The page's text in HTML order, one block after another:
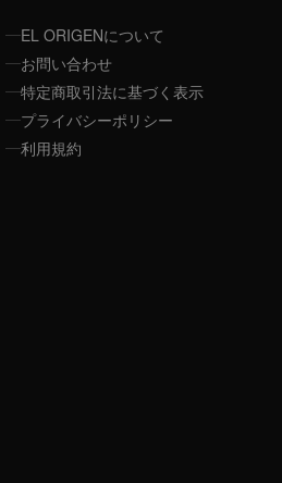
EL ORIGENについて
お問い合わせ
特定商取引法に基づく表示
プライバシーポリシー
利用規約